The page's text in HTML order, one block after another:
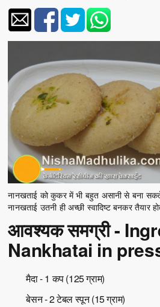
नानखताई को कुकर में भी बहुत असानी से बना
नानखताई उतनी ही अच्छी स्वादिष्ट बनकर तैयार
आवश्यक समग्री -
Nankhatai in
मैदा - 1 कप (125 ग्राम)
बेसन - 2 टेबल स्पून (15 ग्राम)